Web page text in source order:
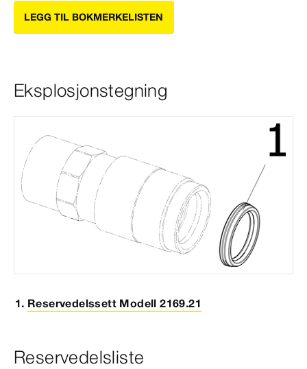
LEGG TIL BOKMERKELISTEN
Eksplosjonstegning
Reservedelssett Modell 2169.21
Reservedelsliste